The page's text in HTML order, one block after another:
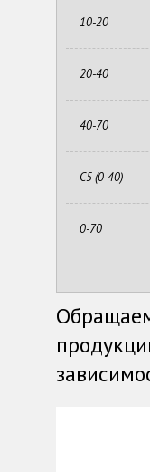
10-20
20-40
40-70
С5 (0-40)
0-70